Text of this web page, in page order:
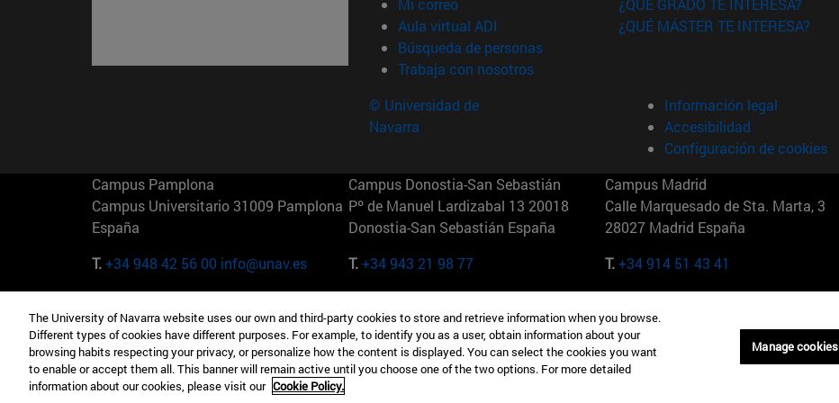
Mi correo
Aula virtual ADI (abre en nueva ventana)
Búsqueda de personas(abre en nueva ventana)
Trabaja con nosotros(abre en nueva ventana)
¿QUÉ GRADO TE INTERESA?
¿QUÉ MÁSTER TE INTERESA?
© Universidad de
Navarra
Información legal
Accesibilidad
Configuración de cookies
Campus Pamplona
Campus Universitario 31009 Pamplona
España
T.+34 948 42 56 00 info@unav.es
Campus Donostia-San Sebastián
Pº de Manuel Lardizabal 13 20018
Donostia-San Sebastián España
T.+34 943 21 98 77
Campus Madrid
Calle Marquesado de Sta. Marta, 3
28027 Madrid España
T.+34 914 51 43 41
Camino del Cerro Águila 3 28023
Madrid España
T.+34 912 11 30 00
165 W 57th St 10019-2201 Nueva York
EE.UU
T.+1 646 346 8850
Maria-Theresia-Straße 15 81675
Múnich Alemania
T.+49 89 24209790
The University of Navarra website uses our own and third-party cookies to store and retrieve information when you browse.
Different types of cookies have different purposes. For example, to identify you as a user, obtain information about your
browsing habits respecting your privacy, or personalize how the content is displayed. You can select the cookies you want
to enable or accept them all. This banner will remain active until you choose one of the two options. For more detailed
information about our cookies, please visit our Cookie Policy.
Manage cookies